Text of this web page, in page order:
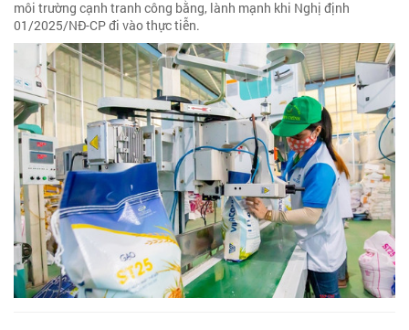
môi trường cạnh tranh công bằng, lành mạnh khi Nghị định
01/2025/NĐ-CP đi vào thực tiễn.